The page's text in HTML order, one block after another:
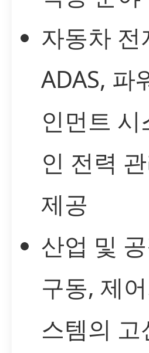
자동차
ADAS, 파
인먼트
인 전력
제공
산업 및
구동, 제
스템의